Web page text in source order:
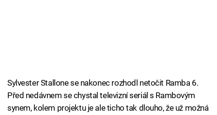
Sylvester Stallone se nakonec rozhodl netočit Ramba 6.
Před nedávnem se chystal televizní seriál s Rambovým
synem, kolem projektu je ale ticho tak dlouho, že už možná